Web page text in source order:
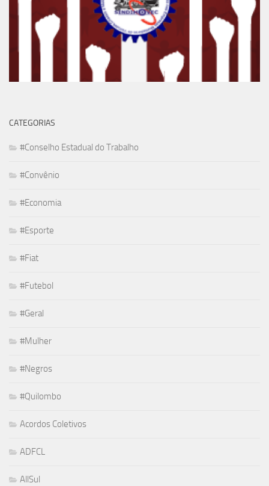
CATEGORIAS
#Conselho Estadual do Trabalho
#Convênio
#Economia
#Esporte
#Fiat
#Futebol
#Geral
#Mulher
#Negros
#Quilombo
Acordos Coletivos
ADFCL
AllSul